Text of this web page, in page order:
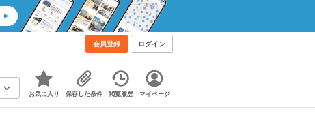
会員登録 ログイン
お気に入り 保存した条件 閲覧履歴 マイページ